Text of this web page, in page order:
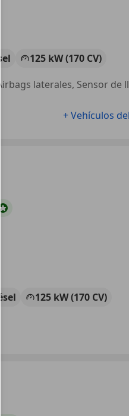
125 kW (170 CV)
+ Vehículos
125 kW (170 CV)